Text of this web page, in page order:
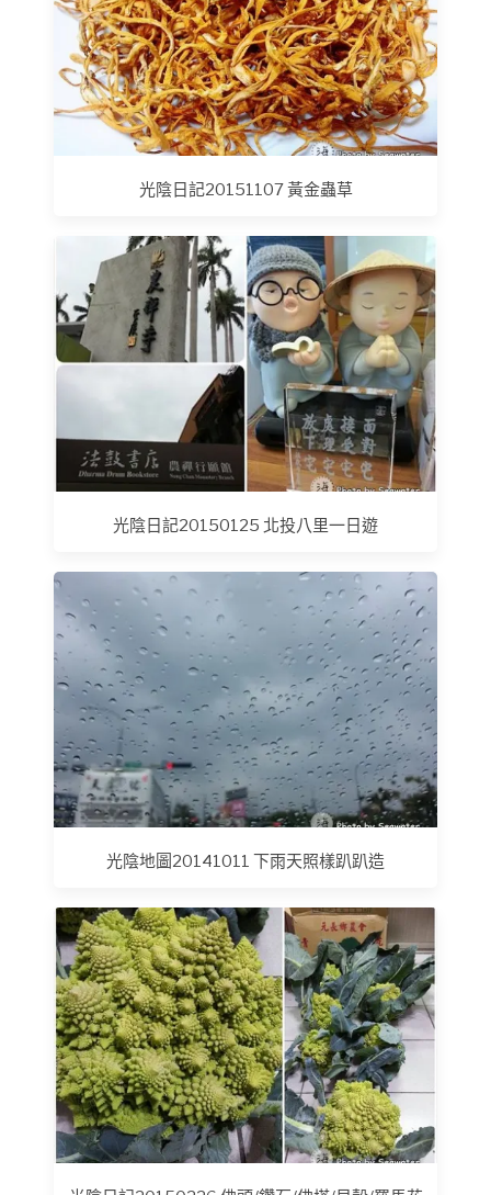
光陰日記20151107 黃金蟲草‬
光陰日記20150125 北投八里一日遊
光陰地圖20141011 下雨天照樣趴趴造